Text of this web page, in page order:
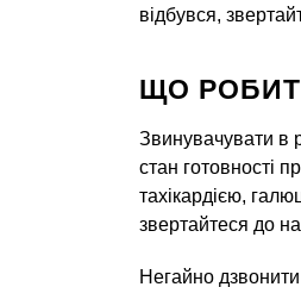
відбувся,
ЩО
Звинувачувати в
стан готовності
тахікардією,
звертайтеся до
Негайно